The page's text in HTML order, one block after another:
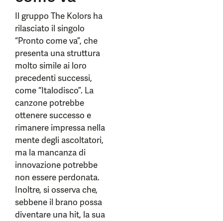
Il gruppo The Kolors ha
rilasciato il singolo
“Pronto come va”, che
presenta una struttura
molto simile ai loro
precedenti successi,
come “Italodisco”. La
canzone potrebbe
ottenere successo e
rimanere impressa nella
mente degli ascoltatori,
ma la mancanza di
innovazione potrebbe
non essere perdonata.
Inoltre, si osserva che,
sebbene il brano possa
diventare una hit, la sua